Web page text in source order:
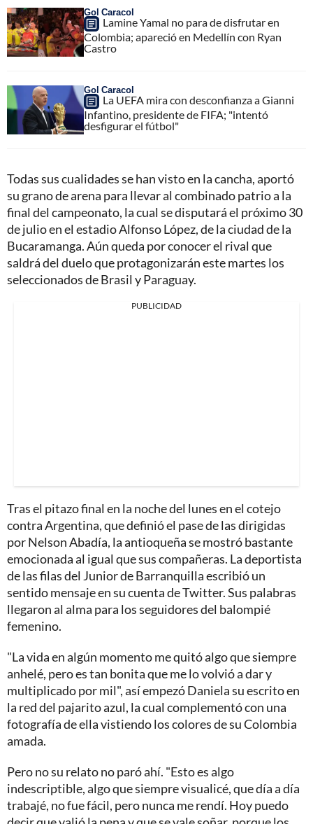
Gol Caracol
Lamine Yamal no para de disfrutar en
Colombia; apareció en Medellín con Ryan
Castro
Gol Caracol
La UEFA mira con desconfianza a Gianni
Infantino, presidente de FIFA; "intentó
desfigurar el fútbol"
Todas sus cualidades se han visto en la cancha, aportó
su grano de arena para llevar al combinado patrio a la
final del campeonato, la cual se disputará el próximo 30
de julio en el estadio Alfonso López, de la ciudad de la
Bucaramanga. Aún queda por conocer el rival que
saldrá del duelo que protagonizarán este martes los
seleccionados de Brasil y Paraguay.
PUBLICIDAD
Tras el pitazo final en la noche del lunes en el cotejo
contra Argentina, que definió el pase de las dirigidas
por Nelson Abadía, la antioqueña se mostró bastante
emocionada al igual que sus compañeras. La deportista
de las filas del Junior de Barranquilla escribió un
sentido mensaje en su cuenta de Twitter. Sus palabras
llegaron al alma para los seguidores del balompié
femenino.
"La vida en algún momento me quitó algo que siempre
anhelé, pero es tan bonita que me lo volvió a dar y
multiplicado por mil", así empezó Daniela su escrito en
la red del pajarito azul, la cual complementó con una
fotografía de ella vistiendo los colores de su Colombia
amada.
Pero no su relato no paró ahí. "Esto es algo
indescriptible, algo que siempre visualicé, que día a día
trabajé, no fue fácil, pero nunca me rendí. Hoy puedo